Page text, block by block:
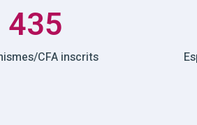
435
CFA inscrits